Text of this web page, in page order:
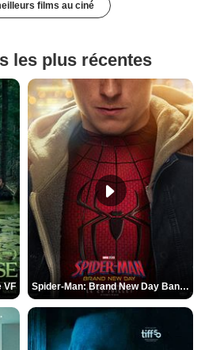
films au ciné
les plus récentes
VF Spider-Man: Brand New Day Bande-annonce (3) VO STFR